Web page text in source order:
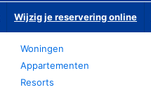
Wijzig je reservering online
Woningen
Appartementen
Resorts